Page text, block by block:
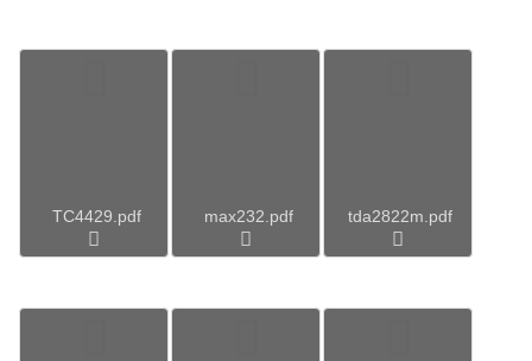
TC4429.pdf max232.pdf tda2822m.pdf